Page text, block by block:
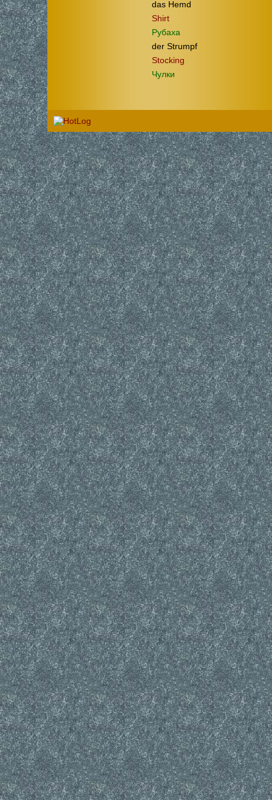
das Hemd
Shirt
Рубаха
der Strumpf
Stocking
Чулки